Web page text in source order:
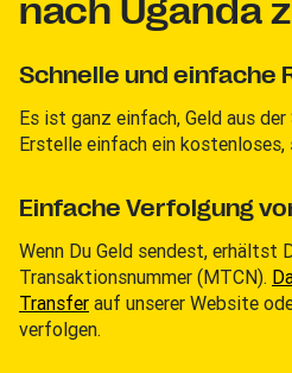
nach Uganda
Schnelle und einfache
Es ist ganz einfach, Geld aus
Erstelle einfach ein kostenloses,
Einfache Verfolgung
Wenn Du Geld sendest, erhältst
Transaktionsnummer (MTCN).
Transfer auf unserer Website
verfolgen.